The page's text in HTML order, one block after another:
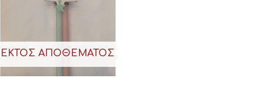
ΕΚΤΌΣ ΑΠΟΘΈΜΑΤΟΣ